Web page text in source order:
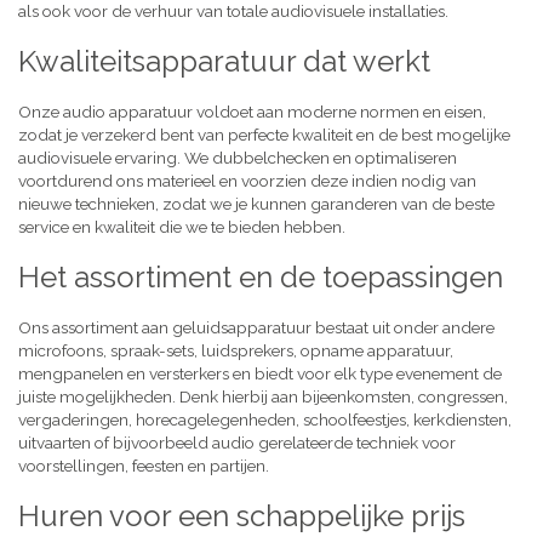
als ook voor de verhuur van totale audiovisuele installaties.
Kwaliteitsapparatuur dat werkt
Onze audio apparatuur voldoet aan moderne normen en eisen,
zodat je verzekerd bent van perfecte kwaliteit en de best mogelijke
audiovisuele ervaring. We dubbelchecken en optimaliseren
voortdurend ons materieel en voorzien deze indien nodig van
nieuwe technieken, zodat we je kunnen garanderen van de beste
service en kwaliteit die we te bieden hebben.
Het assortiment en de toepassingen
Ons assortiment aan geluidsapparatuur bestaat uit onder andere
microfoons, spraak-sets, luidsprekers, opname apparatuur,
mengpanelen en versterkers en biedt voor elk type evenement de
juiste mogelijkheden. Denk hierbij aan bijeenkomsten, congressen,
vergaderingen, horecagelegenheden, schoolfeestjes, kerkdiensten,
uitvaarten of bijvoorbeeld audio gerelateerde techniek voor
voorstellingen, feesten en partijen.
Huren voor een schappelijke prijs